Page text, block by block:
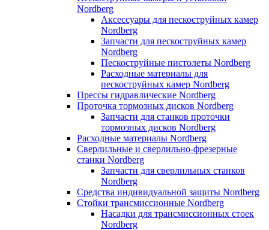
Nordberg
Аксессуары для пескоструйных камер
Nordberg
Запчасти для пескоструйных камер
Nordberg
Пескоструйные пистолеты Nordberg
Расходные материалы для
пескоструйных камер Nordberg
Прессы гидравлические Nordberg
Проточка тормозных дисков Nordberg
Запчасти для станков проточки
тормозных дисков Nordberg
Расходные материалы Nordberg
Сверлильные и сверлильно-фрезерные
станки Nordberg
Запчасти для сверлильных станков
Nordberg
Средства индивидуальной защиты Nordberg
Стойки трансмиссионные Nordberg
Насадки для трансмиссионных стоек
Nordberg